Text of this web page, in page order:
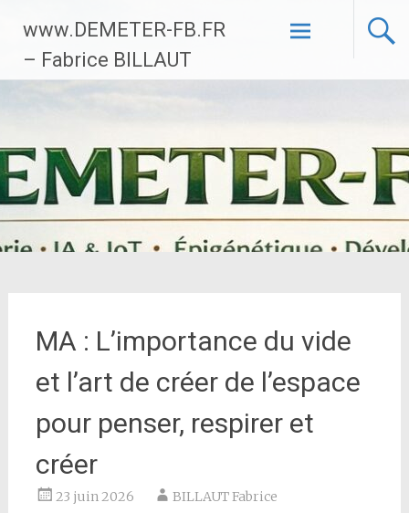
contenu
principal
www.DEMETER-FB.FR
– Fabrice BILLAUT
MA : L’importance du vide
et l’art de créer de l’espace
pour penser, respirer et
créer
23 juin 2026 BILLAUT Fabrice